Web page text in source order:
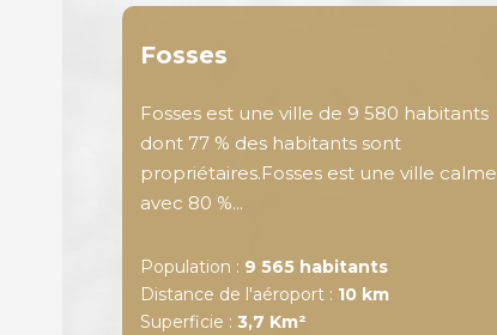
Fosses
Fosses est une ville de 9 580 habitants
dont 77 % des habitants sont
propriétaires.Fosses est une ville calme
avec 80 %...
Population : 9 565 habitants
Distance de l'aéroport : 10 km
Superficie : 3,7 Km²